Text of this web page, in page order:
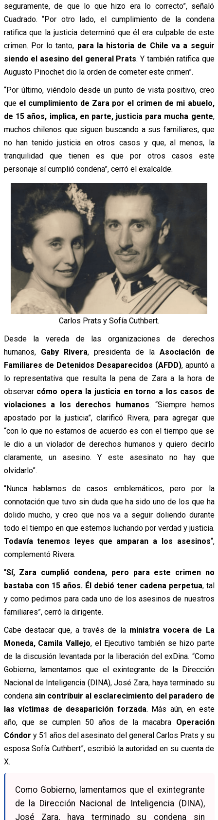
seguramente, de que lo que hizo era lo correcto”, señaló
Cuadrado. “Por otro lado, el cumplimiento de la condena
ratifica que la justicia determinó que él era culpable de este
crimen. Por lo tanto, para la historia de Chile va a seguir
siendo el asesino del general Prats. Y también ratifica que
Augusto Pinochet dio la orden de cometer este crimen”.
“Por último, viéndolo desde un punto de vista positivo, creo
que el cumplimiento de Zara por el crimen de mi abuelo,
de 15 años, implica, en parte, justicia para mucha gente,
muchos chilenos que siguen buscando a sus familiares, que
no han tenido justicia en otros casos y que, al menos, la
tranquilidad que tienen es que por otros casos este
personaje sí cumplió condena”, cerró el exalcalde.
Carlos Prats y Sofía Cuthbert.
Desde la vereda de las organizaciones de derechos
humanos, Gaby Rivera, presidenta de la Asociación de
Familiares de Detenidos Desaparecidos (AFDD), apuntó a
lo representativa que resulta la pena de Zara a la hora de
observar cómo opera la justicia en torno a los casos de
violaciones a los derechos humanos. “Siempre hemos
apostado por la justicia”, clarificó Rivera, para agregar que
“con lo que no estamos de acuerdo es con el tiempo que se
le dio a un violador de derechos humanos y quiero decirlo
claramente, un asesino. Y este asesinato no hay que
olvidarlo”.
“Nunca hablamos de casos emblemáticos, pero por la
connotación que tuvo sin duda que ha sido uno de los que ha
dolido mucho, y creo que nos va a seguir doliendo durante
todo el tiempo en que estemos luchando por verdad y justicia.
Todavía tenemos leyes que amparan a los asesinos“,
complementó Rivera.
“Sí, Zara cumplió condena, pero para este crimen no
bastaba con 15 años. Él debió tener cadena perpetua, tal
y como pedimos para cada uno de los asesinos de nuestros
familiares”, cerró la dirigente.
Cabe destacar que, a través de la ministra vocera de La
Moneda, Camila Vallejo, el Ejecutivo también se hizo parte
de la discusión levantada por la liberación del exDina. “Como
Gobierno, lamentamos que el exintegrante de la Dirección
Nacional de Inteligencia (DINA), José Zara, haya terminado su
condena sin contribuir al esclarecimiento del paradero de
las víctimas de desaparición forzada. Más aún, en este
año, que se cumplen 50 años de la macabra Operación
Cóndor y 51 años del asesinato del general Carlos Prats y su
esposa Sofía Cuthbert”, escribió la autoridad en su cuenta de
X.
Como Gobierno, lamentamos que el exintegrante
de la Dirección Nacional de Inteligencia (DINA),
José Zara, haya terminado su condena sin